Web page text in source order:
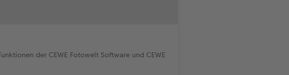
der CEWE Fotowelt Software und CEWE